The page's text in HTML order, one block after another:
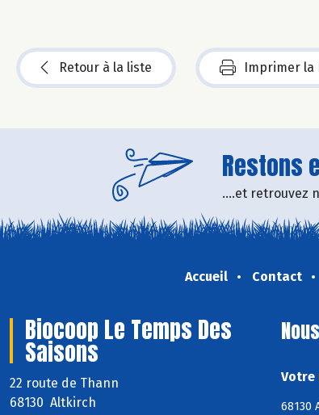
Retour à la liste Imprimer la
Restons
....et retrouvez
Accueil Contact
Biocoop Le Temps Des
Saisons
22 route de Thann
68130 Altkirch
Votre
68130